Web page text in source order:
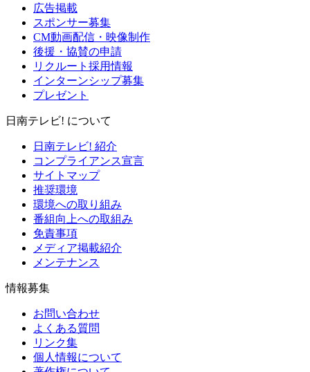
広告掲載
スポンサー募集
CM動画配信・映像制作
後援・協賛の申請
リクルート採用情報
インターンシップ募集
プレゼント
日南テレビ! について
日南テレビ! 紹介
コンプライアンス宣言
サイトマップ
推奨環境
環境への取り組み
番組向上への取組み
免責事項
メディア掲載紹介
メンテナンス
情報募集
お問い合わせ
よくある質問
リンク集
個人情報について